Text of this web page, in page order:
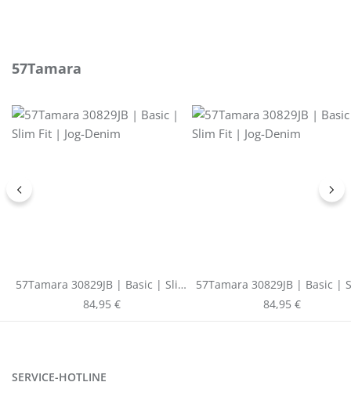
Produktgalerie überspringen
57Tamara
57Tamara 30829JB | Basic | Slim
Fit | Jog-Denim
Regulärer Preis:
84,95 €
57Tamara 30829JB | Basic |
Fit | Jog-Denim
Regulärer Preis:
84,95 €
SERVICE-HOTLINE